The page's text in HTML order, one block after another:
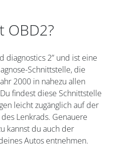
OBD2?
diagnostics 2” und ist eine
Schnittstelle, die
2000 in nahezu allen
findest diese Schnittstelle
leicht zugänglich auf der
Lenkrads. Genauere
kannst du auch der
Autos entnehmen.